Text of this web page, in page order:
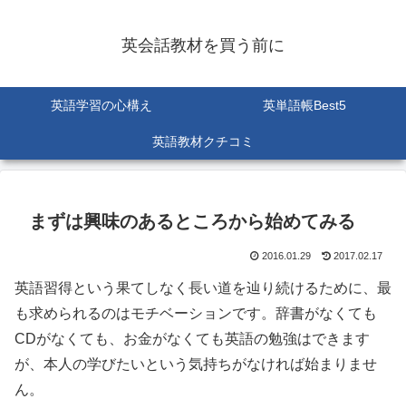
英会話教材を買う前に
英語学習の心構え 英単語帳Best5
英語教材クチコミ
まずは興味のあるところから始めてみる
2016.01.29 2017.02.17
英語習得という果てしなく長い道を辿り続けるために、最
も求められるのはモチベーションです。辞書がなくても
CDがなくても、お金がなくても英語の勉強はできます
が、本人の学びたいという気持ちがなければ始まりませ
ん。